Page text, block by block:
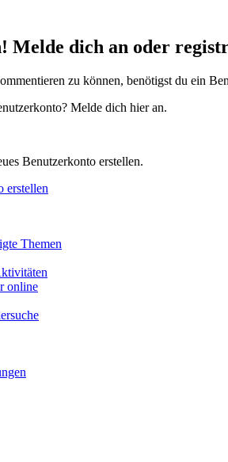
Melde dich an oder
zu können, benötigst du ein
Melde dich hier an.
Benutzerkonto erstellen.
erstellen
Themen
online